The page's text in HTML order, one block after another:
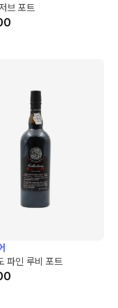
브 포트
파인 루비 포트